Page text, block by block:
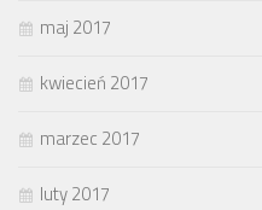
maj 2017
kwiecień 2017
marzec 2017
luty 2017